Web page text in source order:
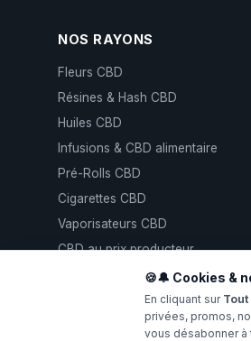
NOS RAYONS
Fleurs CBD
Résines & Hash CBD
Huiles CBD
Infusions & CBD alimentaire
Pré-Rolls CBD
Cigarettes CBD
Vaporisateurs CBD
CBD au prix producteur
🍪🔔 Cookies &
En cliquant sur
privées, promos,
vous désabonner à